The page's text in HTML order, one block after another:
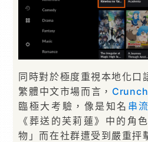
同時對於極度重視本地化口
繁體中文市場而言，
臨極大考驗，像是知名 串
《葬送的芙莉蓮》中的角
物」而在社群遭受到嚴重